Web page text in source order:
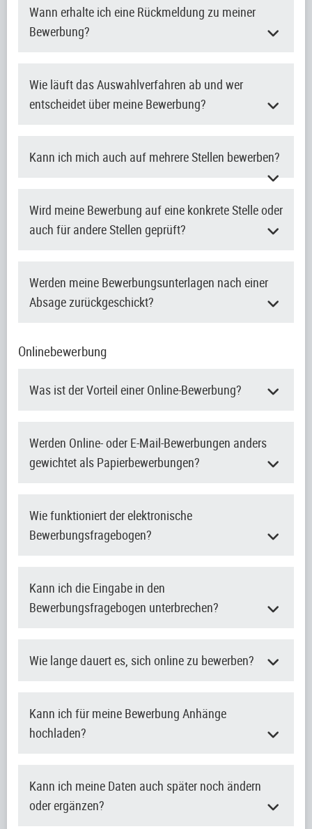
Wann erhalte ich eine Rückmeldung zu meiner
Bewerbung?
Wie läuft das Auswahlverfahren ab und wer
entscheidet über meine Bewerbung?
Kann ich mich auch auf mehrere Stellen bewerben?
Wird meine Bewerbung auf eine konkrete Stelle oder
auch für andere Stellen geprüft?
Werden meine Bewerbungsunterlagen nach einer
Absage zurückgeschickt?
Onlinebewerbung
Was ist der Vorteil einer Online-Bewerbung?
Werden Online- oder E-Mail-Bewerbungen anders
gewichtet als Papierbewerbungen?
Wie funktioniert der elektronische
Bewerbungsfragebogen?
Kann ich die Eingabe in den
Bewerbungsfragebogen unterbrechen?
Wie lange dauert es, sich online zu bewerben?
Kann ich für meine Bewerbung Anhänge
hochladen?
Kann ich meine Daten auch später noch ändern
oder ergänzen?